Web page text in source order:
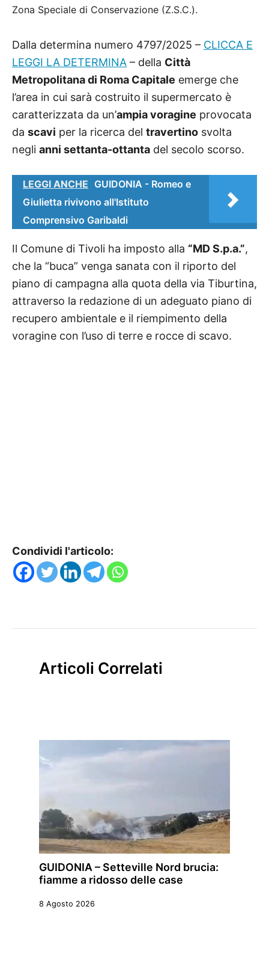
Zona Speciale di Conservazione (Z.S.C.).
Dalla determina numero 4797/2025 – CLICCA E
LEGGI LA DETERMINA – della Città
Metropolitana di Roma Capitale emerge che
l’area in cui sarà costruito il supermercato è
caratterizzata da un’ampia voragine provocata
da scavi per la ricerca del travertino svolta
negli anni settanta-ottanta del secolo scorso.
LEGGI ANCHE GUIDONIA - Romeo e
Giulietta rivivono all'Istituto
Comprensivo Garibaldi
Il Comune di Tivoli ha imposto alla “MD S.p.a.”,
che la “buca” venga sanata con il riporto del
piano di campagna alla quota della via Tiburtina,
attraverso la redazione di un adeguato piano di
recupero ambientale e il riempimento della
voragine con l’uso di terre e rocce di scavo.
Condividi l'articolo:
Articoli Correlati
GUIDONIA – Setteville Nord brucia:
fiamme a ridosso delle case
8 Agosto 2026